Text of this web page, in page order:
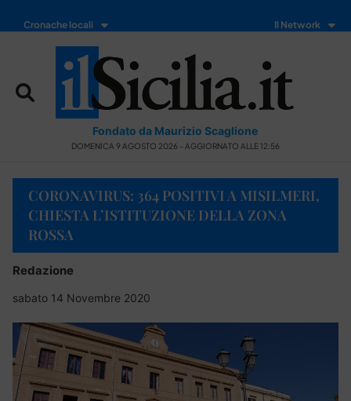
Cronache locali Il Network
Fondato da Maurizio Scaglione
DOMENICA 9 AGOSTO 2026 - AGGIORNATO ALLE 12:56
CORONAVIRUS: 364 POSITIVI A MISILMERI,
CHIESTA L’ISTITUZIONE DELLA ZONA
ROSSA
Redazione
sabato 14 Novembre 2020